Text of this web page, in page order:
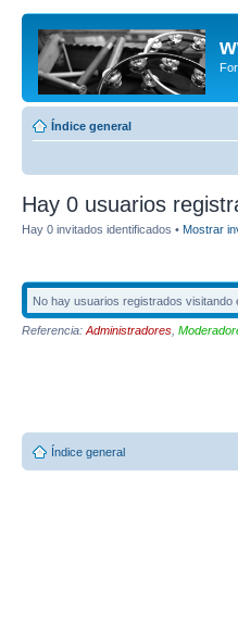
Índice general
Hay 0 usuarios
Hay 0 invitados identificados • Mostrar
No hay usuarios registrados visitando
Referencia: Administradores
Índice general